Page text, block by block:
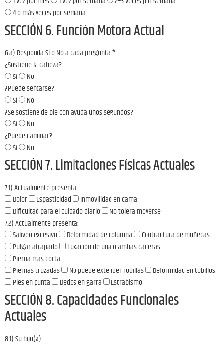
4 o más veces por semana
SECCIÓN 6. Función Motora Actual
6.a) Responda Sí o No a cada pregunta:*
¿Sostiene la cabeza?
Sí
No
¿Puede sentarse?
Sí
No
¿Se sostiene de pie con ayuda unos segundos?
Sí
No
¿Puede caminar?
Sí
No
SECCIÓN 7. Limitaciones Físicas Actuales
7.1) Actualmente presenta:
Dolor
Espasticidad
Inmovilidad en cama
Dificultad para el cuidado diario
No tolera moverse
7.2) Actualmente presenta:
Saliveo excesivo
Deformidad de columna
Contractura de muñecas
Pulgar atrapado
Luxación de una o ambas caderas
Pierna más corta
Piernas cruzadas
No puede extender rodillas
Deformidad en tobillos
Pies en punta
Dedos en garra Estrabismo
SECCIÓN 8. Capacidades Funcionales
Actuales
8.1) Su hijo(a):